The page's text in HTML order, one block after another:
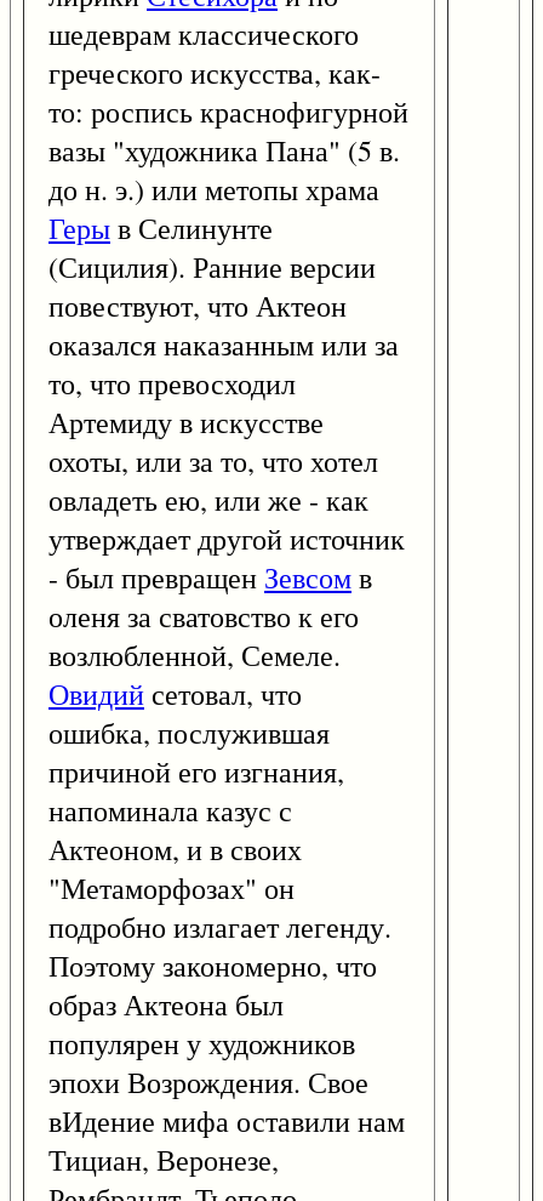
шедеврам классического
греческого искусства, как-
то: роспись краснофигурной
вазы "художника Пана" (5 в.
до н. э.) или метопы храма
Герыв Селинунте
(Сицилия). Ранние версии
повествуют, что Актеон
оказался наказанным или за
то, что превосходил
Артемиду в искусстве
охоты, или за то, что хотел
овладеть ею, или же - как
утверждает другой источник
- был превращен Зевсомв
оленя за сватовство к его
возлюбленной, Семеле.
Овидий сетовал, что
ошибка, послужившая
причиной его изгнания,
напоминала казус с
Актеоном, и в своих
"Метаморфозах" он
подробно излагает легенду.
Поэтому закономерно, что
образ Актеона был
популярен у художников
эпохи Возрождения. Свое
вИдение мифа оставили нам
Тициан, Веронезе,